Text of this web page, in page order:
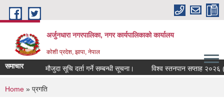
Skip to main content
अर्जुनधारा नगरपालिका, नगर कार्यपालिकाको कार्यालय
कोशी प्रदेश, झापा, नेपाल
समाचार मौजुदा सूचि दर्ता गर्ने सम्बन्धी सूचना। विश्व स्तनपान सप्ताह २०२६
You are here
Home » प्रगति